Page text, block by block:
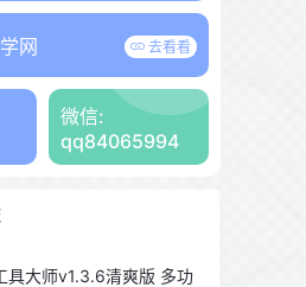
网 去看看
微信:
qq84065994
具大师v1.3.6清爽版 多功